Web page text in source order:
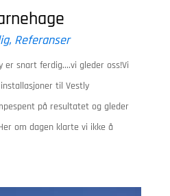
, Referanser
er snart ferdig....vi gleder oss!Vi
til Vestly
på resultatet og gleder
om dagen klarte vi ikke å